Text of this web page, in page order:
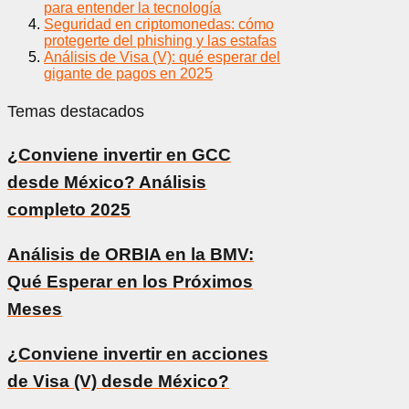
para entender la tecnología
Seguridad en criptomonedas: cómo
protegerte del phishing y las estafas
Análisis de Visa (V): qué esperar del
gigante de pagos en 2025
Temas destacados
¿Conviene invertir en GCC
desde México? Análisis
completo 2025
Análisis de ORBIA en la BMV:
Qué Esperar en los Próximos
Meses
¿Conviene invertir en acciones
de Visa (V) desde México?